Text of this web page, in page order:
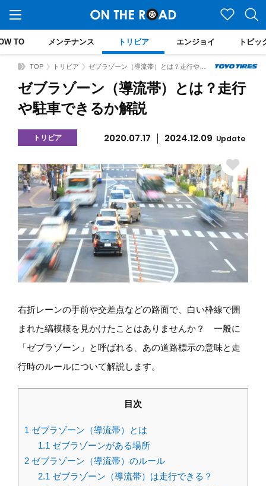
TO メンテナンス トリビア エンジョイ トピッ
TOP トリビア
ゼブラゾーン（導流帯）とは？走行
や駐車できるか解説
トリビア 2020.07.17 2024.12.09 Update
右折レーンの手前や交差点などの路面で、白い枠線で囲
まれた縞模様を見かけたことはありませんか？ 一般に
「ゼブラゾーン」と呼ばれる、あの道路標示の意味と走
行時のルールについて解説します。
目次
1 ゼブラゾーン（導流帯）とは
1.1 ゼブラゾーンがある場所
2 ゼブラゾーン（導流帯）のルール
2.1 ゼブラゾーン（導流帯）は走行できる？